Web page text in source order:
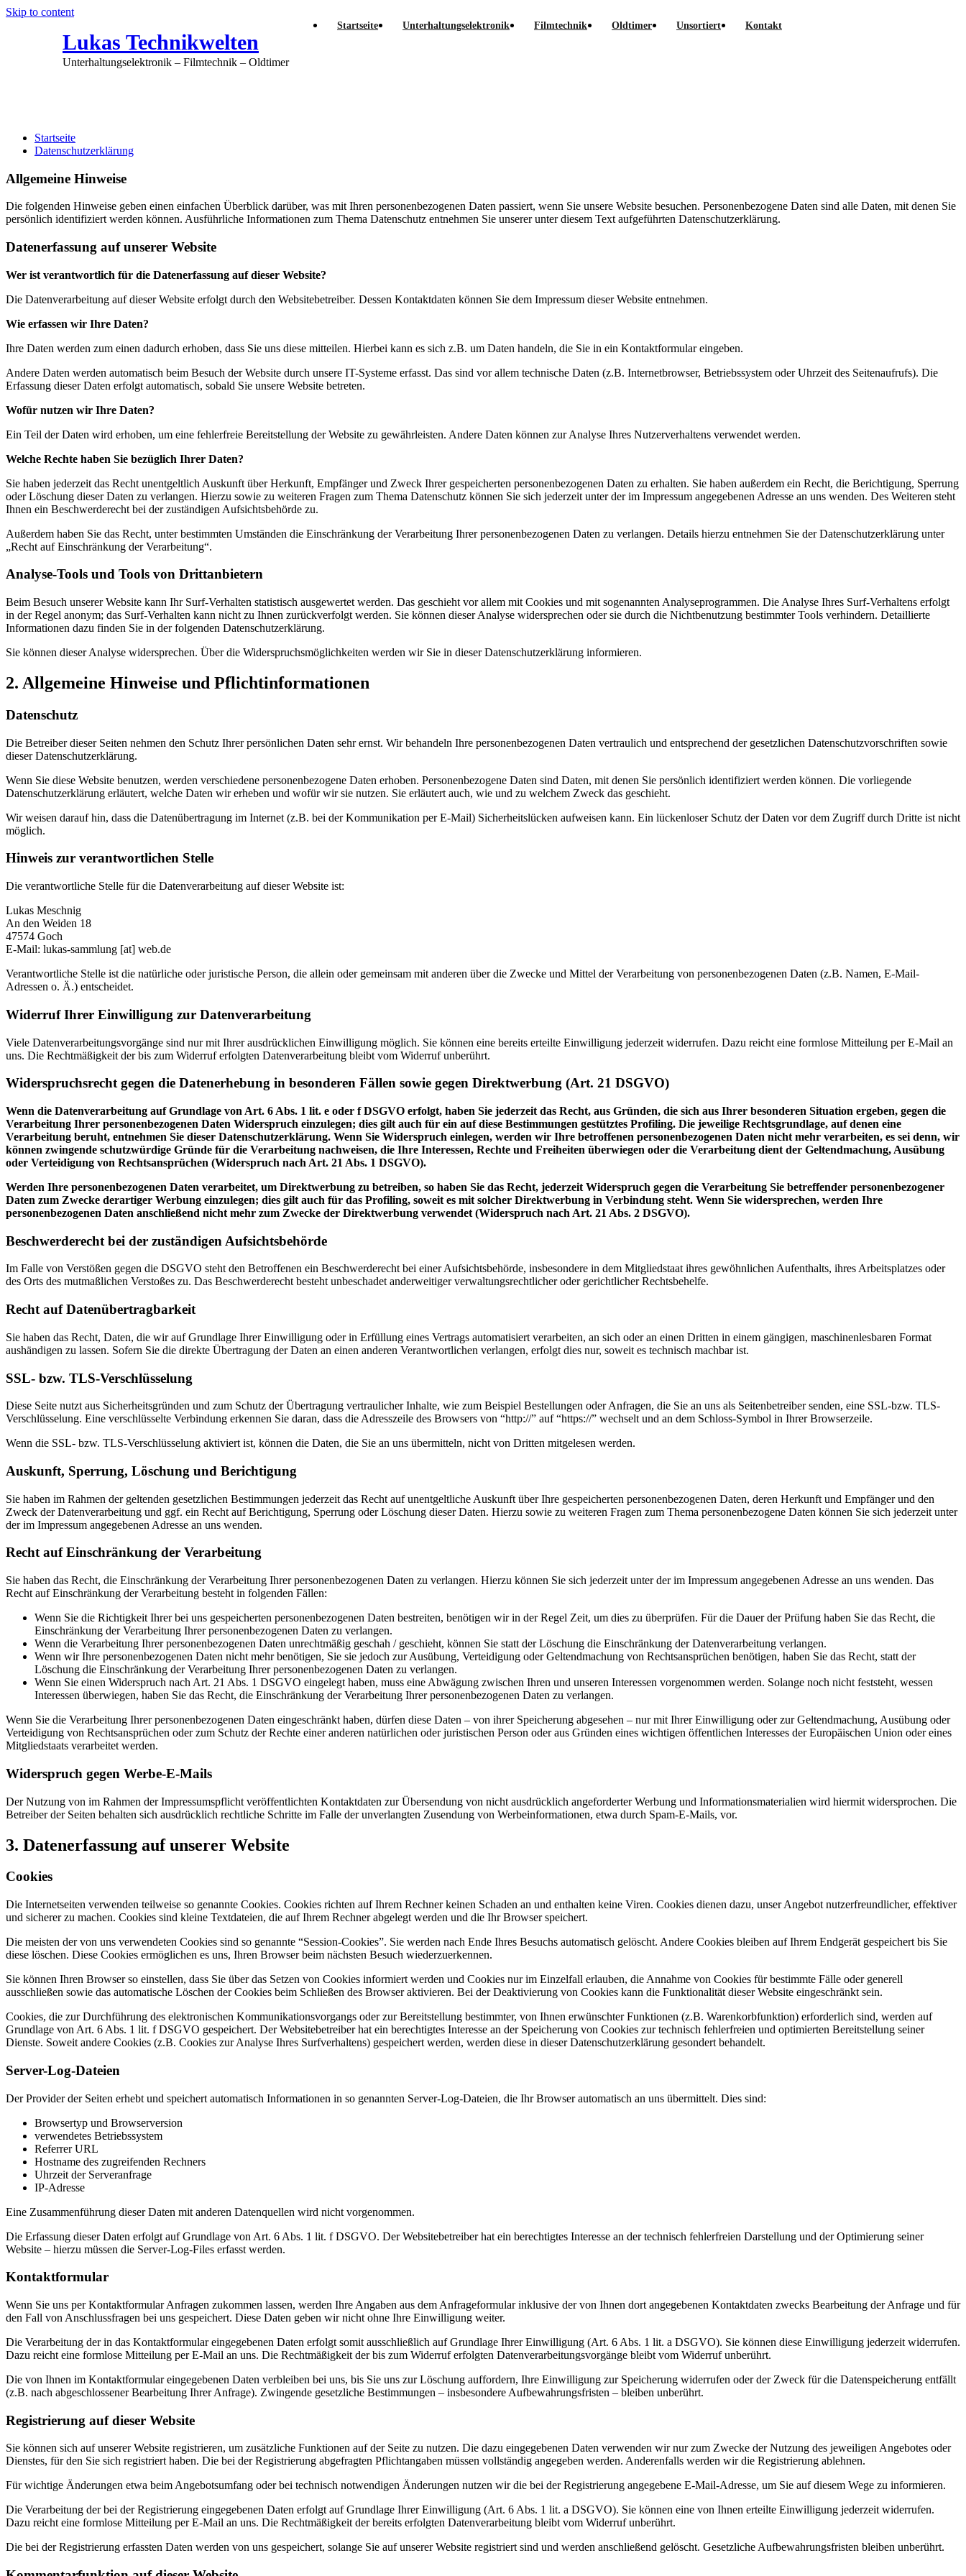
Skip to content
Lukas Technikwelten
Unterhaltungselektronik – Filmtechnik – Oldtimer
Startseite Unterhaltungselektronik Filmtechnik Oldtimer Unsortiert Kontakt
Startseite
Datenschutzerklärung
Allgemeine Hinweise
Die folgenden Hinweise geben einen einfachen Überblick darüber, was mit Ihren personenbezogenen Daten passiert, wenn Sie unsere Website besuchen. Personenbezogene Daten sind alle Daten, mit denen Sie
persönlich identifiziert werden können. Ausführliche Informationen zum Thema Datenschutz entnehmen Sie unserer unter diesem Text aufgeführten Datenschutzerklärung.
Datenerfassung auf unserer Website
Wer ist verantwortlich für die Datenerfassung auf dieser Website?
Die Datenverarbeitung auf dieser Website erfolgt durch den Websitebetreiber. Dessen Kontaktdaten können Sie dem Impressum dieser Website entnehmen.
Wie erfassen wir Ihre Daten?
Ihre Daten werden zum einen dadurch erhoben, dass Sie uns diese mitteilen. Hierbei kann es sich z.B. um Daten handeln, die Sie in ein Kontaktformular eingeben.
Andere Daten werden automatisch beim Besuch der Website durch unsere IT-Systeme erfasst. Das sind vor allem technische Daten (z.B. Internetbrowser, Betriebssystem oder Uhrzeit des Seitenaufrufs). Die
Erfassung dieser Daten erfolgt automatisch, sobald Sie unsere Website betreten.
Wofür nutzen wir Ihre Daten?
Ein Teil der Daten wird erhoben, um eine fehlerfreie Bereitstellung der Website zu gewährleisten. Andere Daten können zur Analyse Ihres Nutzerverhaltens verwendet werden.
Welche Rechte haben Sie bezüglich Ihrer Daten?
Sie haben jederzeit das Recht unentgeltlich Auskunft über Herkunft, Empfänger und Zweck Ihrer gespeicherten personenbezogenen Daten zu erhalten. Sie haben außerdem ein Recht, die Berichtigung, Sperrung
oder Löschung dieser Daten zu verlangen. Hierzu sowie zu weiteren Fragen zum Thema Datenschutz können Sie sich jederzeit unter der im Impressum angegebenen Adresse an uns wenden. Des Weiteren steht
Ihnen ein Beschwerderecht bei der zuständigen Aufsichtsbehörde zu.
Außerdem haben Sie das Recht, unter bestimmten Umständen die Einschränkung der Verarbeitung Ihrer personenbezogenen Daten zu verlangen. Details hierzu entnehmen Sie der Datenschutzerklärung unter
„Recht auf Einschränkung der Verarbeitung“.
Analyse-Tools und Tools von Drittanbietern
Beim Besuch unserer Website kann Ihr Surf-Verhalten statistisch ausgewertet werden. Das geschieht vor allem mit Cookies und mit sogenannten Analyseprogrammen. Die Analyse Ihres Surf-Verhaltens erfolgt
in der Regel anonym; das Surf-Verhalten kann nicht zu Ihnen zurückverfolgt werden. Sie können dieser Analyse widersprechen oder sie durch die Nichtbenutzung bestimmter Tools verhindern. Detaillierte
Informationen dazu finden Sie in der folgenden Datenschutzerklärung.
Sie können dieser Analyse widersprechen. Über die Widerspruchsmöglichkeiten werden wir Sie in dieser Datenschutzerklärung informieren.
2. Allgemeine Hinweise und Pflichtinformationen
Datenschutz
Die Betreiber dieser Seiten nehmen den Schutz Ihrer persönlichen Daten sehr ernst. Wir behandeln Ihre personenbezogenen Daten vertraulich und entsprechend der gesetzlichen Datenschutzvorschriften sowie
dieser Datenschutzerklärung.
Wenn Sie diese Website benutzen, werden verschiedene personenbezogene Daten erhoben. Personenbezogene Daten sind Daten, mit denen Sie persönlich identifiziert werden können. Die vorliegende
Datenschutzerklärung erläutert, welche Daten wir erheben und wofür wir sie nutzen. Sie erläutert auch, wie und zu welchem Zweck das geschieht.
Wir weisen darauf hin, dass die Datenübertragung im Internet (z.B. bei der Kommunikation per E-Mail) Sicherheitslücken aufweisen kann. Ein lückenloser Schutz der Daten vor dem Zugriff durch Dritte ist nicht
möglich.
Hinweis zur verantwortlichen Stelle
Die verantwortliche Stelle für die Datenverarbeitung auf dieser Website ist:
Lukas Meschnig
An den Weiden 18
47574 Goch
E-Mail: lukas-sammlung [at] web.de
Verantwortliche Stelle ist die natürliche oder juristische Person, die allein oder gemeinsam mit anderen über die Zwecke und Mittel der Verarbeitung von personenbezogenen Daten (z.B. Namen, E-Mail-
Adressen o. Ä.) entscheidet.
Widerruf Ihrer Einwilligung zur Datenverarbeitung
Viele Datenverarbeitungsvorgänge sind nur mit Ihrer ausdrücklichen Einwilligung möglich. Sie können eine bereits erteilte Einwilligung jederzeit widerrufen. Dazu reicht eine formlose Mitteilung per E-Mail an
uns. Die Rechtmäßigkeit der bis zum Widerruf erfolgten Datenverarbeitung bleibt vom Widerruf unberührt.
Widerspruchsrecht gegen die Datenerhebung in besonderen Fällen sowie gegen Direktwerbung (Art. 21 DSGVO)
Wenn die Datenverarbeitung auf Grundlage von Art. 6 Abs. 1 lit. e oder f DSGVO erfolgt, haben Sie jederzeit das Recht, aus Gründen, die sich aus Ihrer besonderen Situation ergeben, gegen die
Verarbeitung Ihrer personenbezogenen Daten Widerspruch einzulegen; dies gilt auch für ein auf diese Bestimmungen gestütztes Profiling. Die jeweilige Rechtsgrundlage, auf denen eine
Verarbeitung beruht, entnehmen Sie dieser Datenschutzerklärung. Wenn Sie Widerspruch einlegen, werden wir Ihre betroffenen personenbezogenen Daten nicht mehr verarbeiten, es sei denn, wir
können zwingende schutzwürdige Gründe für die Verarbeitung nachweisen, die Ihre Interessen, Rechte und Freiheiten überwiegen oder die Verarbeitung dient der Geltendmachung, Ausübung
oder Verteidigung von Rechtsansprüchen (Widerspruch nach Art. 21 Abs. 1 DSGVO).
Werden Ihre personenbezogenen Daten verarbeitet, um Direktwerbung zu betreiben, so haben Sie das Recht, jederzeit Widerspruch gegen die Verarbeitung Sie betreffender personenbezogener
Daten zum Zwecke derartiger Werbung einzulegen; dies gilt auch für das Profiling, soweit es mit solcher Direktwerbung in Verbindung steht. Wenn Sie widersprechen, werden Ihre
personenbezogenen Daten anschließend nicht mehr zum Zwecke der Direktwerbung verwendet (Widerspruch nach Art. 21 Abs. 2 DSGVO).
Beschwerderecht bei der zuständigen Aufsichtsbehörde
Im Falle von Verstößen gegen die DSGVO steht den Betroffenen ein Beschwerderecht bei einer Aufsichtsbehörde, insbesondere in dem Mitgliedstaat ihres gewöhnlichen Aufenthalts, ihres Arbeitsplatzes oder
des Orts des mutmaßlichen Verstoßes zu. Das Beschwerderecht besteht unbeschadet anderweitiger verwaltungsrechtlicher oder gerichtlicher Rechtsbehelfe.
Recht auf Datenübertragbarkeit
Sie haben das Recht, Daten, die wir auf Grundlage Ihrer Einwilligung oder in Erfüllung eines Vertrags automatisiert verarbeiten, an sich oder an einen Dritten in einem gängigen, maschinenlesbaren Format
aushändigen zu lassen. Sofern Sie die direkte Übertragung der Daten an einen anderen Verantwortlichen verlangen, erfolgt dies nur, soweit es technisch machbar ist.
SSL- bzw. TLS-Verschlüsselung
Diese Seite nutzt aus Sicherheitsgründen und zum Schutz der Übertragung vertraulicher Inhalte, wie zum Beispiel Bestellungen oder Anfragen, die Sie an uns als Seitenbetreiber senden, eine SSL-bzw. TLS-
Verschlüsselung. Eine verschlüsselte Verbindung erkennen Sie daran, dass die Adresszeile des Browsers von “http://” auf “https://” wechselt und an dem Schloss-Symbol in Ihrer Browserzeile.
Wenn die SSL- bzw. TLS-Verschlüsselung aktiviert ist, können die Daten, die Sie an uns übermitteln, nicht von Dritten mitgelesen werden.
Auskunft, Sperrung, Löschung und Berichtigung
Sie haben im Rahmen der geltenden gesetzlichen Bestimmungen jederzeit das Recht auf unentgeltliche Auskunft über Ihre gespeicherten personenbezogenen Daten, deren Herkunft und Empfänger und den
Zweck der Datenverarbeitung und ggf. ein Recht auf Berichtigung, Sperrung oder Löschung dieser Daten. Hierzu sowie zu weiteren Fragen zum Thema personenbezogene Daten können Sie sich jederzeit unter
der im Impressum angegebenen Adresse an uns wenden.
Recht auf Einschränkung der Verarbeitung
Sie haben das Recht, die Einschränkung der Verarbeitung Ihrer personenbezogenen Daten zu verlangen. Hierzu können Sie sich jederzeit unter der im Impressum angegebenen Adresse an uns wenden. Das
Recht auf Einschränkung der Verarbeitung besteht in folgenden Fällen:
Wenn Sie die Richtigkeit Ihrer bei uns gespeicherten personenbezogenen Daten bestreiten, benötigen wir in der Regel Zeit, um dies zu überprüfen. Für die Dauer der Prüfung haben Sie das Recht, die
Einschränkung der Verarbeitung Ihrer personenbezogenen Daten zu verlangen.
Wenn die Verarbeitung Ihrer personenbezogenen Daten unrechtmäßig geschah / geschieht, können Sie statt der Löschung die Einschränkung der Datenverarbeitung verlangen.
Wenn wir Ihre personenbezogenen Daten nicht mehr benötigen, Sie sie jedoch zur Ausübung, Verteidigung oder Geltendmachung von Rechtsansprüchen benötigen, haben Sie das Recht, statt der
Löschung die Einschränkung der Verarbeitung Ihrer personenbezogenen Daten zu verlangen.
Wenn Sie einen Widerspruch nach Art. 21 Abs. 1 DSGVO eingelegt haben, muss eine Abwägung zwischen Ihren und unseren Interessen vorgenommen werden. Solange noch nicht feststeht, wessen
Interessen überwiegen, haben Sie das Recht, die Einschränkung der Verarbeitung Ihrer personenbezogenen Daten zu verlangen.
Wenn Sie die Verarbeitung Ihrer personenbezogenen Daten eingeschränkt haben, dürfen diese Daten – von ihrer Speicherung abgesehen – nur mit Ihrer Einwilligung oder zur Geltendmachung, Ausübung oder
Verteidigung von Rechtsansprüchen oder zum Schutz der Rechte einer anderen natürlichen oder juristischen Person oder aus Gründen eines wichtigen öffentlichen Interesses der Europäischen Union oder eines
Mitgliedstaats verarbeitet werden.
Widerspruch gegen Werbe-E-Mails
Der Nutzung von im Rahmen der Impressumspflicht veröffentlichten Kontaktdaten zur Übersendung von nicht ausdrücklich angeforderter Werbung und Informationsmaterialien wird hiermit widersprochen. Die
Betreiber der Seiten behalten sich ausdrücklich rechtliche Schritte im Falle der unverlangten Zusendung von Werbeinformationen, etwa durch Spam-E-Mails, vor.
3. Datenerfassung auf unserer Website
Cookies
Die Internetseiten verwenden teilweise so genannte Cookies. Cookies richten auf Ihrem Rechner keinen Schaden an und enthalten keine Viren. Cookies dienen dazu, unser Angebot nutzerfreundlicher, effektiver
und sicherer zu machen. Cookies sind kleine Textdateien, die auf Ihrem Rechner abgelegt werden und die Ihr Browser speichert.
Die meisten der von uns verwendeten Cookies sind so genannte “Session-Cookies”. Sie werden nach Ende Ihres Besuchs automatisch gelöscht. Andere Cookies bleiben auf Ihrem Endgerät gespeichert bis Sie
diese löschen. Diese Cookies ermöglichen es uns, Ihren Browser beim nächsten Besuch wiederzuerkennen.
Sie können Ihren Browser so einstellen, dass Sie über das Setzen von Cookies informiert werden und Cookies nur im Einzelfall erlauben, die Annahme von Cookies für bestimmte Fälle oder generell
ausschließen sowie das automatische Löschen der Cookies beim Schließen des Browser aktivieren. Bei der Deaktivierung von Cookies kann die Funktionalität dieser Website eingeschränkt sein.
Cookies, die zur Durchführung des elektronischen Kommunikationsvorgangs oder zur Bereitstellung bestimmter, von Ihnen erwünschter Funktionen (z.B. Warenkorbfunktion) erforderlich sind, werden auf
Grundlage von Art. 6 Abs. 1 lit. f DSGVO gespeichert. Der Websitebetreiber hat ein berechtigtes Interesse an der Speicherung von Cookies zur technisch fehlerfreien und optimierten Bereitstellung seiner
Dienste. Soweit andere Cookies (z.B. Cookies zur Analyse Ihres Surfverhaltens) gespeichert werden, werden diese in dieser Datenschutzerklärung gesondert behandelt.
Server-Log-Dateien
Der Provider der Seiten erhebt und speichert automatisch Informationen in so genannten Server-Log-Dateien, die Ihr Browser automatisch an uns übermittelt. Dies sind:
Browsertyp und Browserversion
verwendetes Betriebssystem
Referrer URL
Hostname des zugreifenden Rechners
Uhrzeit der Serveranfrage
IP-Adresse
Eine Zusammenführung dieser Daten mit anderen Datenquellen wird nicht vorgenommen.
Die Erfassung dieser Daten erfolgt auf Grundlage von Art. 6 Abs. 1 lit. f DSGVO. Der Websitebetreiber hat ein berechtigtes Interesse an der technisch fehlerfreien Darstellung und der Optimierung seiner
Website – hierzu müssen die Server-Log-Files erfasst werden.
Kontaktformular
Wenn Sie uns per Kontaktformular Anfragen zukommen lassen, werden Ihre Angaben aus dem Anfrageformular inklusive der von Ihnen dort angegebenen Kontaktdaten zwecks Bearbeitung der Anfrage und für
den Fall von Anschlussfragen bei uns gespeichert. Diese Daten geben wir nicht ohne Ihre Einwilligung weiter.
Die Verarbeitung der in das Kontaktformular eingegebenen Daten erfolgt somit ausschließlich auf Grundlage Ihrer Einwilligung (Art. 6 Abs. 1 lit. a DSGVO). Sie können diese Einwilligung jederzeit widerrufen.
Dazu reicht eine formlose Mitteilung per E-Mail an uns. Die Rechtmäßigkeit der bis zum Widerruf erfolgten Datenverarbeitungsvorgänge bleibt vom Widerruf unberührt.
Die von Ihnen im Kontaktformular eingegebenen Daten verbleiben bei uns, bis Sie uns zur Löschung auffordern, Ihre Einwilligung zur Speicherung widerrufen oder der Zweck für die Datenspeicherung entfällt
(z.B. nach abgeschlossener Bearbeitung Ihrer Anfrage). Zwingende gesetzliche Bestimmungen – insbesondere Aufbewahrungsfristen – bleiben unberührt.
Registrierung auf dieser Website
Sie können sich auf unserer Website registrieren, um zusätzliche Funktionen auf der Seite zu nutzen. Die dazu eingegebenen Daten verwenden wir nur zum Zwecke der Nutzung des jeweiligen Angebotes oder
Dienstes, für den Sie sich registriert haben. Die bei der Registrierung abgefragten Pflichtangaben müssen vollständig angegeben werden. Anderenfalls werden wir die Registrierung ablehnen.
Für wichtige Änderungen etwa beim Angebotsumfang oder bei technisch notwendigen Änderungen nutzen wir die bei der Registrierung angegebene E-Mail-Adresse, um Sie auf diesem Wege zu informieren.
Die Verarbeitung der bei der Registrierung eingegebenen Daten erfolgt auf Grundlage Ihrer Einwilligung (Art. 6 Abs. 1 lit. a DSGVO). Sie können eine von Ihnen erteilte Einwilligung jederzeit widerrufen.
Dazu reicht eine formlose Mitteilung per E-Mail an uns. Die Rechtmäßigkeit der bereits erfolgten Datenverarbeitung bleibt vom Widerruf unberührt.
Die bei der Registrierung erfassten Daten werden von uns gespeichert, solange Sie auf unserer Website registriert sind und werden anschließend gelöscht. Gesetzliche Aufbewahrungsfristen bleiben unberührt.